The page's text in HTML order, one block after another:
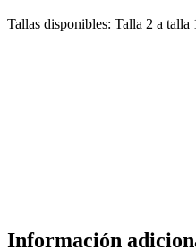
Tallas disponibles: Talla 2 a talla
Información